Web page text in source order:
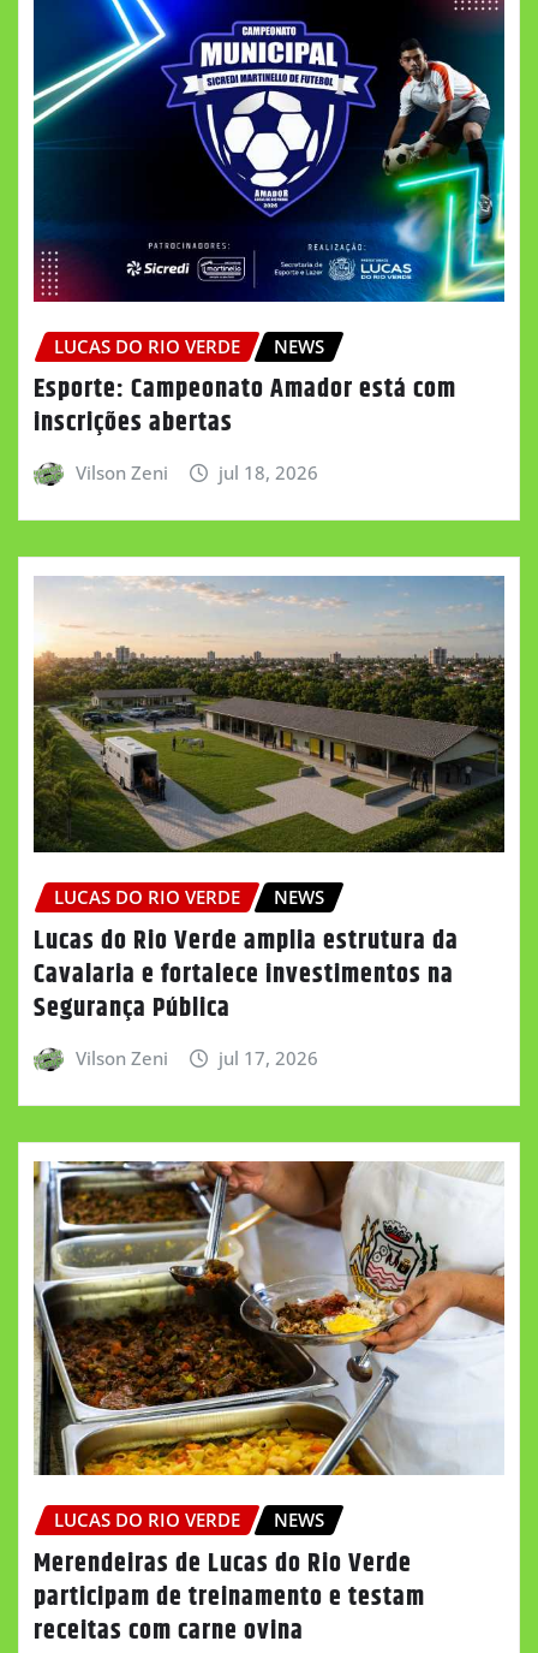
LUCAS DO RIO VERDE NEWS
Esporte: Campeonato Amador está com
inscrições abertas
Vilson Zeni jul 18, 2026
LUCAS DO RIO VERDE NEWS
Lucas do Rio Verde amplia estrutura da
Cavalaria e fortalece investimentos na
Segurança Pública
Vilson Zeni jul 17, 2026
LUCAS DO RIO VERDE NEWS
Merendeiras de Lucas do Rio Verde
participam de treinamento e testam
receitas com carne ovina